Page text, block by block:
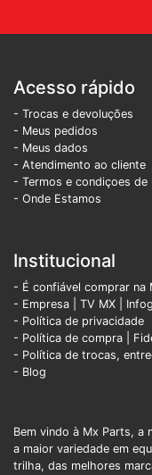
Acesso rápido
- Trocas e devoluções
- Meus pedidos
- Meus dados
- Atendimento ao cliente
- Termos e condiçoes de
- Onde Estamos
Institucional
- É confiável comprar na
- Empresa
TV MX
- Política de privacidade
- Política de compra |
- Política de trocas,
- Blog
Bem vindo à Mx Parts,
a maior variedade em
trilha, das melhores